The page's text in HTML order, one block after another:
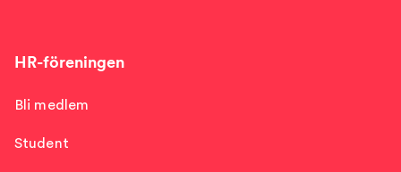
HR-föreningen
Bli medlem
Student